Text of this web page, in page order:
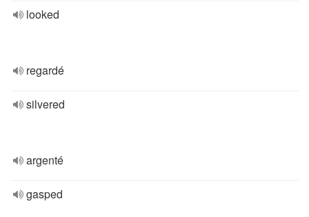
looked
regardé
silvered
argenté
gasped